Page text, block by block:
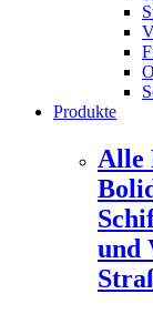
Produkte
Alle
und